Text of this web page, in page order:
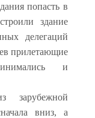
попасть в
здание
делегаций
прилетающие
и
зарубежной
вниз, а